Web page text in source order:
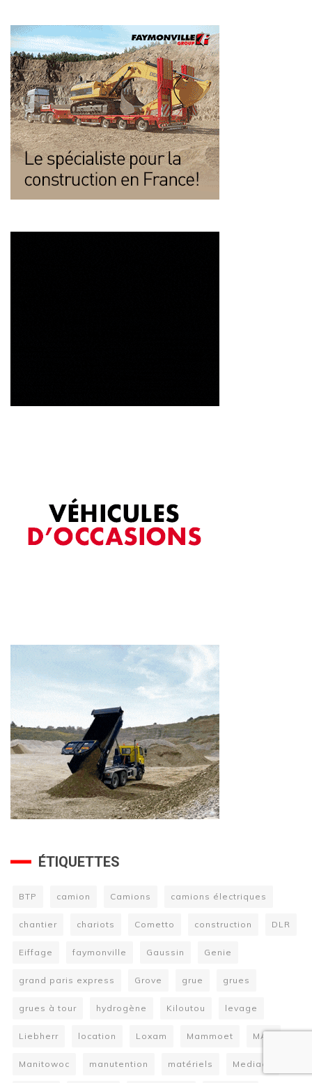
ÉTIQUETTES
BTP camion Camions camions électriques
chantier chariots Cometto construction DLR
Eiffage faymonville Gaussin Genie
grand paris express Grove grue grues
grues à tour hydrogène Kiloutou levage
Liebherr location Loxam Mammoet MAN
Manitowoc manutention matériels Mediaco